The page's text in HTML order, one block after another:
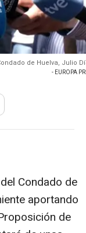
de Huelva, Julio
- EUROPA
Condado de
aportando
de